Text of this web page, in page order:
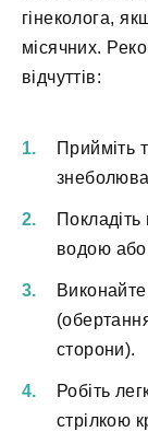
гінеколога,
місячних.
відчуттів:
Прийміть
Покладіть
водою або
сторони).
Робіть
стрілкою